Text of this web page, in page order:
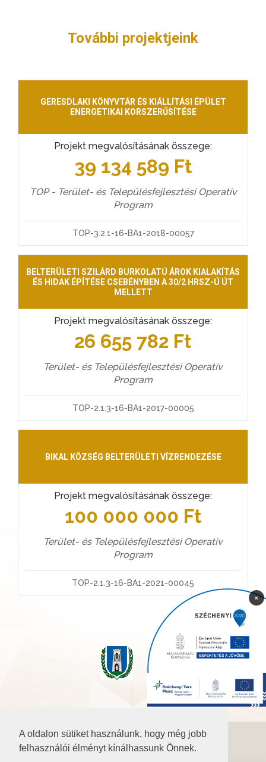
A oldalon sütiket használunk, hogy még jobb
felhasználói élményt kínálhassunk Önnek.
További projektjeink
GERESDLAKI KÖNYVTÁR ÉS KIÁLLÍTÁSI ÉPÜLET
ENERGETIKAI KORSZERŰSÍTÉSE
Projekt megvalósításának összege:
39 134 589 Ft
TOP - Terület- és Településfejlesztési Operatív
Program
TOP-3.2.1-16-BA1-2018-00057
BELTERÜLETI SZILÁRD BURKOLATÚ ÁROK KIALAKÍTÁS
ÉS HIDAK ÉPÍTÉSE CSEBÉNYBEN A 30/2 HRSZ-Ú ÚT
MELLETT
Projekt megvalósításának összege:
26 655 782 Ft
Terület- és Településfejlesztési Operatív
Program
TOP-2.1.3-16-BA1-2017-00005
BIKAL KÖZSÉG BELTERÜLETI VÍZRENDEZÉSE
Projekt megvalósításának összege:
100 000 000 Ft
Terület- és Településfejlesztési Operatív
Program
TOP-2.1.3-16-BA1-2021-00045
©2026 Baranya.hu
Akadálymentesítési nyilatkozat
×